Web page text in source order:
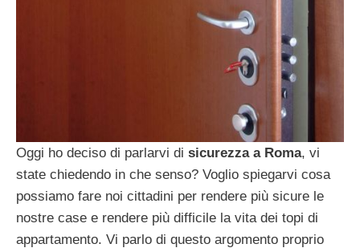
Oggi ho deciso di parlarvi di sicurezza a Roma, vi
state chiedendo in che senso? Voglio spiegarvi cosa
possiamo fare noi cittadini per rendere più sicure le
nostre case e rendere più difficile la vita dei topi di
appartamento. Vi parlo di questo argomento proprio